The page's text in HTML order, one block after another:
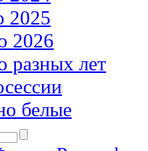
2025
2026
разных лет
белые